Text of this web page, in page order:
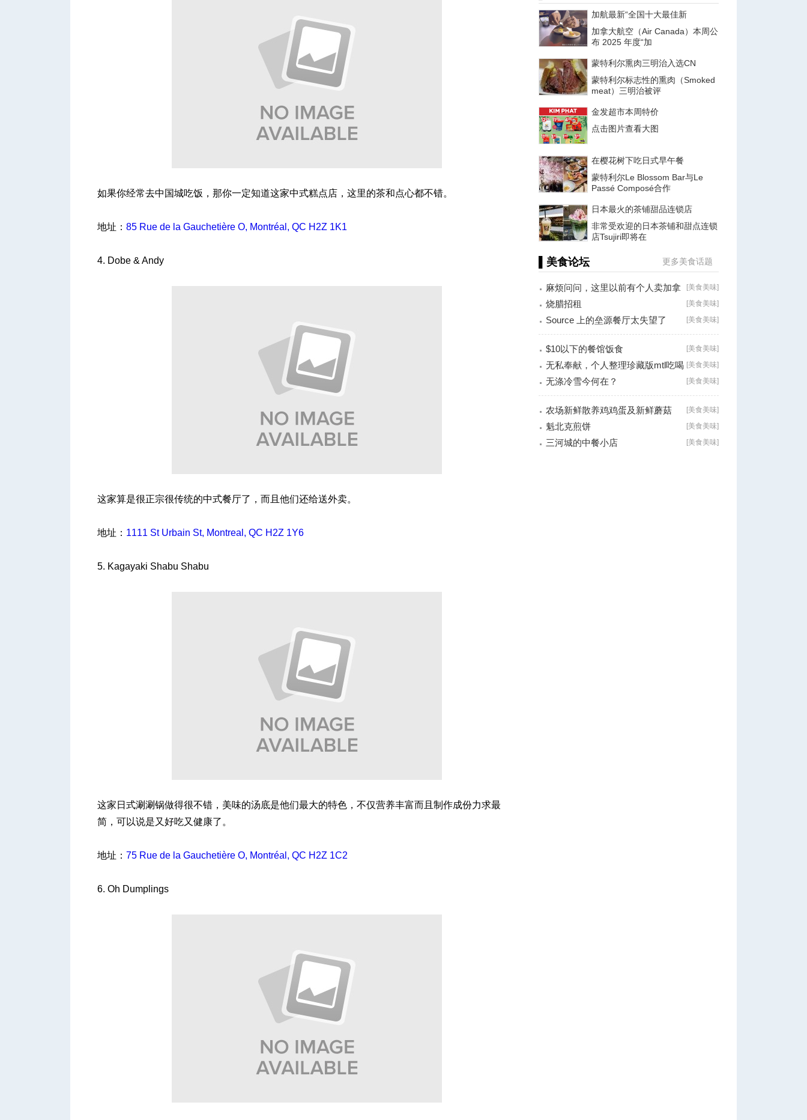
如果你经常去中国城吃饭，那你一定知道这家中式糕点店，这里的茶和点心都不错。
地址： 85 Rue de la Gauchetière O, Montréal, QC H2Z 1K1
4. Dobe & Andy
这家算是很正宗很传统的中式餐厅了，而且他们还给送外卖。
地址： 1111 St Urbain St, Montreal, QC H2Z 1Y6
5. Kagayaki Shabu Shabu
这家日式涮涮锅做得很不错，美味的汤底是他们最大的特色，不仅营养丰富而且制作成份力求最
简，可以说是又好吃又健康了。
地址： 75 Rue de la Gauchetière O, Montréal, QC H2Z 1C2
6. Oh Dumplings
加航最新“全国十大最佳新
加拿大航空（Air Canada）本周公
布 2025 年度“加
蒙特利尔熏肉三明治入选CN
蒙特利尔标志性的熏肉（Smoked
meat）三明治被评
金发超市本周特价
点击图片查看大图
在樱花树下吃日式早午餐
蒙特利尔Le Blossom Bar与Le
Passé Composé合作
日本最火的茶铺甜品连锁店
非常受欢迎的日本茶铺和甜点连锁
店Tsujiri即将在
▌美食论坛 更多美食话题
[美食美味]
麻烦问问，这里以前有个人卖加拿
大海参的。
[美食美味]
烧腊招租
[美食美味]
Source 上的垒源餐厅太失望了
[美食美味]
$10以下的餐馆饭食
[美食美味]
无私奉献，个人整理珍藏版mtl吃喝
小全（高
[美食美味]
无涤冷雪今何在？
[美食美味]
农场新鲜散养鸡鸡蛋及新鲜蘑菇
[美食美味]
魁北克煎饼
[美食美味]
三河城的中餐小店